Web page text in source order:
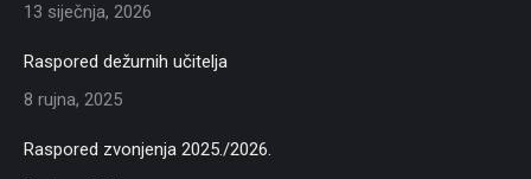
13 siječnja, 2026
Raspored dežurnih učitelja
8 rujna, 2025
Raspored zvonjenja 2025./2026.